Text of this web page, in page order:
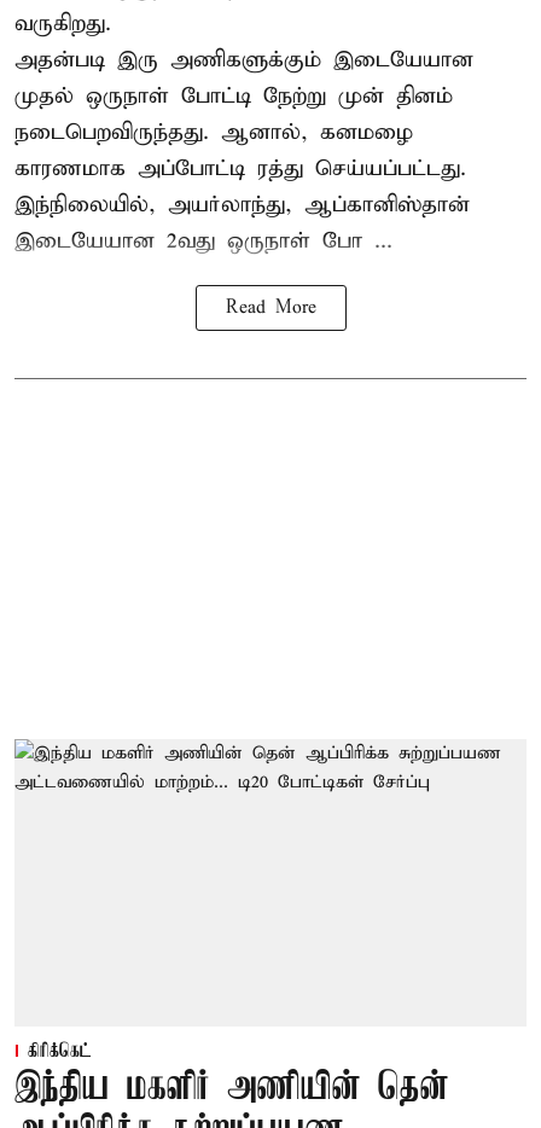
வருகிறது.
அதன்படி இரு அணிகளுக்கும் இடையேயான
முதல் ஒருநாள் போட்டி நேற்று முன் தினம்
நடைபெறவிருந்தது. ஆனால், கனமழை
காரணமாக அப்போட்டி ரத்து செய்யப்பட்டது.
இந்நிலையில், அயர்லாந்து, ஆப்கானிஸ்தான்
இடையேயான 2வது ஒருநாள் போ ...
Read More
கிரிக்கெட்
இந்திய மகளிர் அணியின் தென்